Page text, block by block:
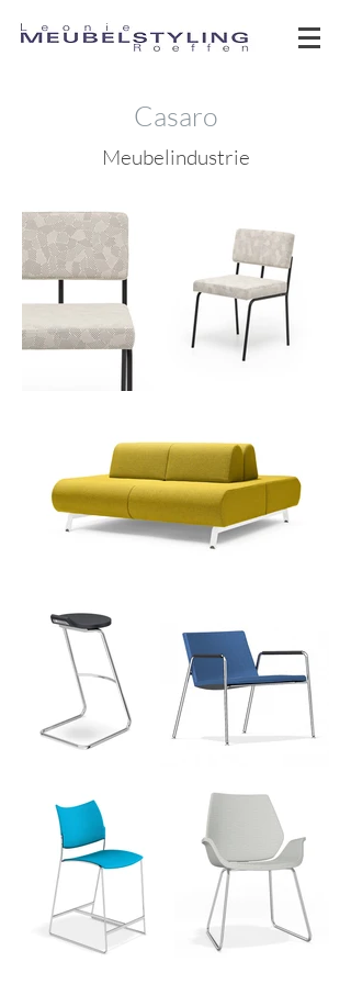
Casaro
Meubelindustrie